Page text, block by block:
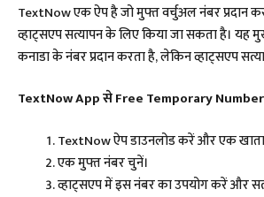
TextNow एक ऐप है जो मुफ्त वर्चुअल नंबर प्रदान
व्हाट्सएप सत्यापन के लिए किया जा सकता है।
कनाडा के नंबर प्रदान करता है, लेकिन व्हाट्सएप
TextNow App से Free Temporary Number
TextNow ऐप डाउनलोड करें और एक खाता
एक मुफ्त नंबर चुनें।​
व्हाट्सएप में इस नंबर का उपयोग करें और